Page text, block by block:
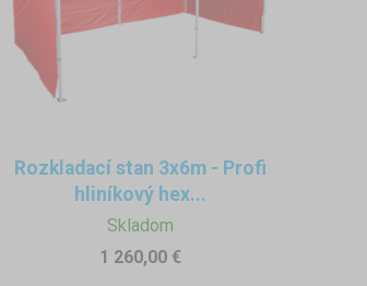
Rozkladací stan 3x6m - Profi
hliníkový hex...
Skladom
1 260,00 €